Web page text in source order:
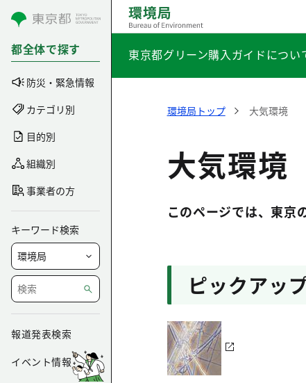
コンテンツにスキップ
都全体で探す
防災・緊急情報
カテゴリ別
目的別
組織別
事業者の方
キーワード検索
報道発表検索
イベント情報
東京都グリーン購入ガイドについ
環境局トップ 大気環境
大気環境
このページでは、東京
ピックアッ